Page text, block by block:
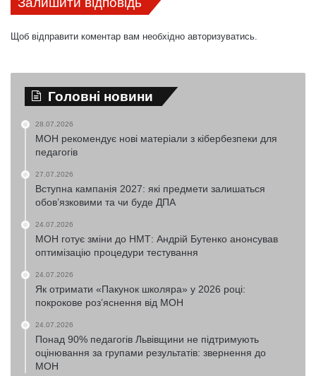
Щоб відправити коментар вам необхідно авторизуватись.
Головні новини
28.07.2026
МОН рекомендує нові матеріали з кібербезпеки для
педагогів
27.07.2026
Вступна кампанія 2027: які предмети залишаться
обов’язковими та чи буде ДПА
24.07.2026
МОН готує зміни до НМТ: Андрій Бутенко анонсував
оптимізацію процедури тестування
24.07.2026
Як отримати «Пакунок школяра» у 2026 році:
покрокове роз’яснення від МОН
24.07.2026
Понад 90% педагогів Львівщини не підтримують
оцінювання за групами результатів: звернення до
МОН